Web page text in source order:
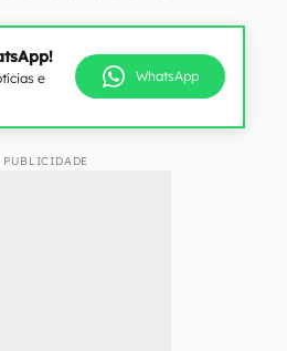
e
WhatsApp